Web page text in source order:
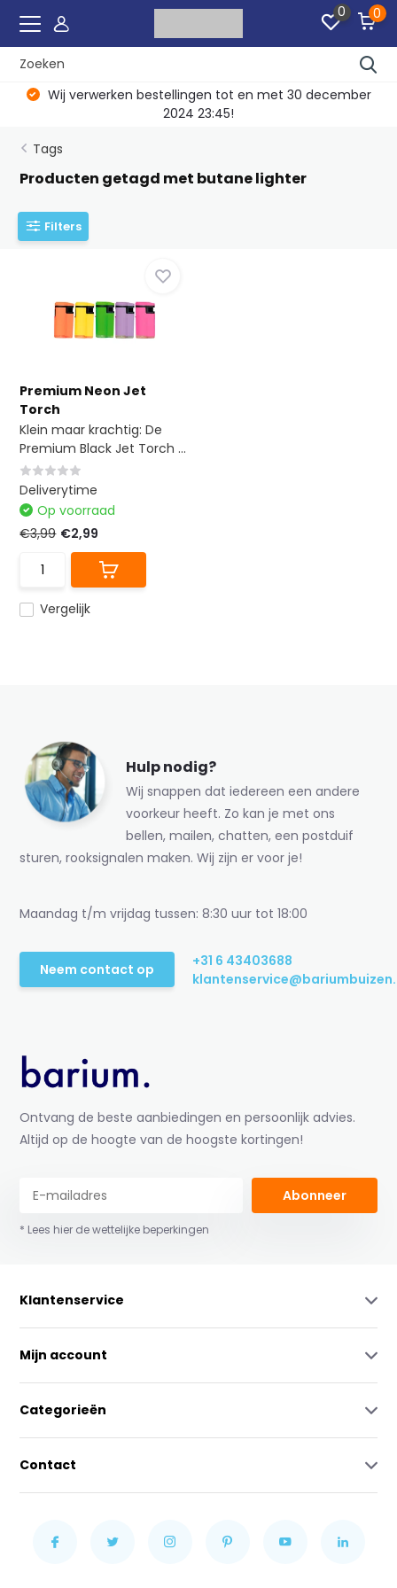
0 0
Wij verwerken bestellingen tot en met 30 december
2024 23:45!
Tags
Producten getagd met butane lighter
Filters
Premium Neon Jet
Torch
Klein maar krachtig: De
Premium Black Jet Torch ...
Vergelijk
Deliverytime
Op voorraad
€3,99 €2,99
Hulp nodig?
Wij snappen dat iedereen een andere
voorkeur heeft. Zo kan je met ons
bellen, mailen, chatten, een postduif
sturen, rooksignalen maken. Wij zijn er voor je!
Maandag t/m vrijdag tussen: 8:30 uur tot 18:00
Neem contact op
+31 6 43403688
Ontvang de beste aanbiedingen en persoonlijk advies.
Altijd op de hoogte van de hoogste kortingen!
Abonneer
* Lees hier de wettelijke beperkingen
Klantenservice
Mijn account
Categorieën
Contact